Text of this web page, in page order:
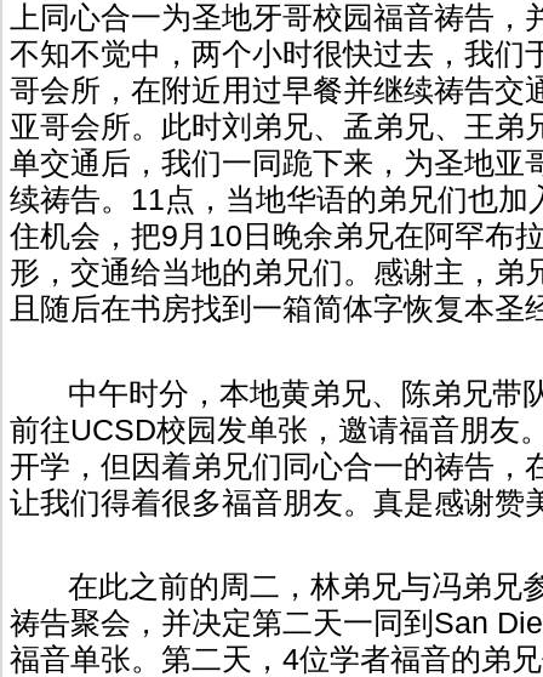
上同心合一为圣地牙哥校园福音祷告，
不知不觉中，两个小时很快过去，我们
哥会所，在附近用过早餐并继续祷告交
亚哥会所。此时刘弟兄、孟弟兄、王弟
单交通后，我们一同跪下来，为圣地亚
续祷告。11点，当地华语的弟兄们也加
住机会，把9月10日晚余弟兄在阿罕布
形，交通给当地的弟兄们。感谢主，弟
且随后在书房找到一箱简体字恢复本圣
中午时分，本地黄弟兄、陈弟兄带
前往UCSD校园发单张，邀请福音朋友
开学，但因着弟兄们同心合一的祷告，
让我们得着很多福音朋友。真是感谢赞
在此之前的周二，林弟兄与冯弟兄
祷告聚会，并决定第二天一同到San
福音单张。第二天，4位学者福音的弟